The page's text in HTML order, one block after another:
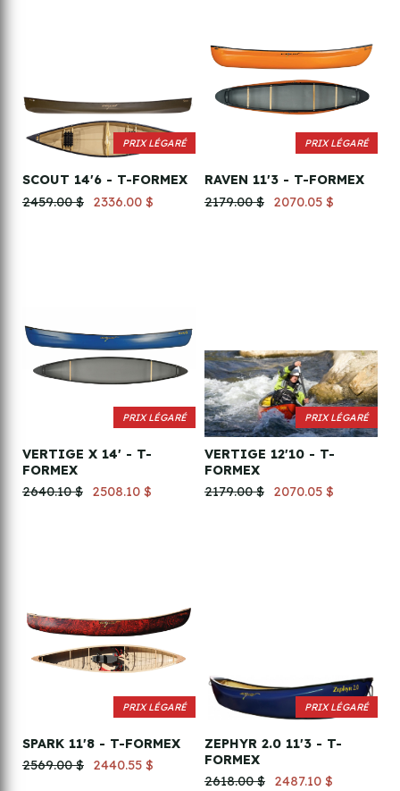
PRIX LÉGARÉ
SCOUT 14'6 - T-FORMEX
2459.00 $
2336.00 $
PRIX LÉGARÉ
RAVEN 11'3 - T-FORMEX
2179.00 $
2070.05 $
PRIX LÉGARÉ
VERTIGE X 14' - T-
FORMEX
2640.10 $
2508.10 $
PRIX LÉGARÉ
VERTIGE 12'10 - T-
FORMEX
2179.00 $
2070.05 $
PRIX LÉGARÉ
SPARK 11'8 - T-FORMEX
2569.00 $
2440.55 $
PRIX LÉGARÉ
ZEPHYR 2.0 11'3 - T-
FORMEX
2618.00 $
2487.10 $